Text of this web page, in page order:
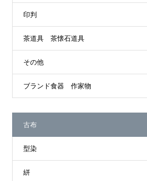
印判
茶道具 茶懐石道具
その他
ブランド食器 作家物
古布
型染
絣